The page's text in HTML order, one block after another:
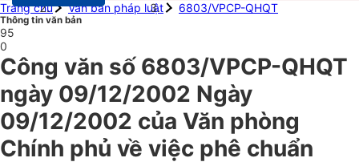
Trang chủ
Văn bản pháp luật 6803/VPCP-QHQT
Thông tin văn bản
95
0
Công văn số 6803/VPCP-QHQT
ngày 09/12/2002 Ngày
09/12/2002 của Văn phòng
Chính phủ về việc phê chuẩn